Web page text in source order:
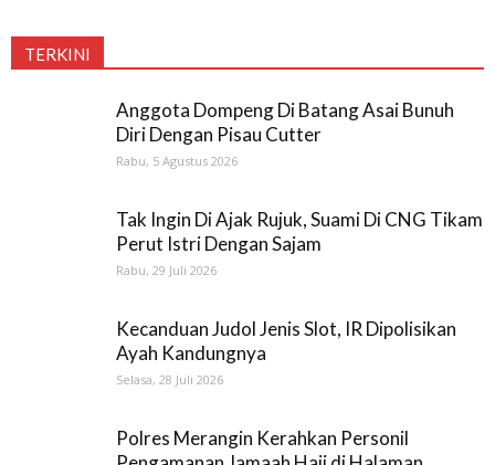
TERKINI
Anggota Dompeng Di Batang Asai Bunuh
Diri Dengan Pisau Cutter
Rabu, 5 Agustus 2026
Tak Ingin Di Ajak Rujuk, Suami Di CNG Tikam
Perut Istri Dengan Sajam
Rabu, 29 Juli 2026
Kecanduan Judol Jenis Slot, IR Dipolisikan
Ayah Kandungnya
Selasa, 28 Juli 2026
Polres Merangin Kerahkan Personil